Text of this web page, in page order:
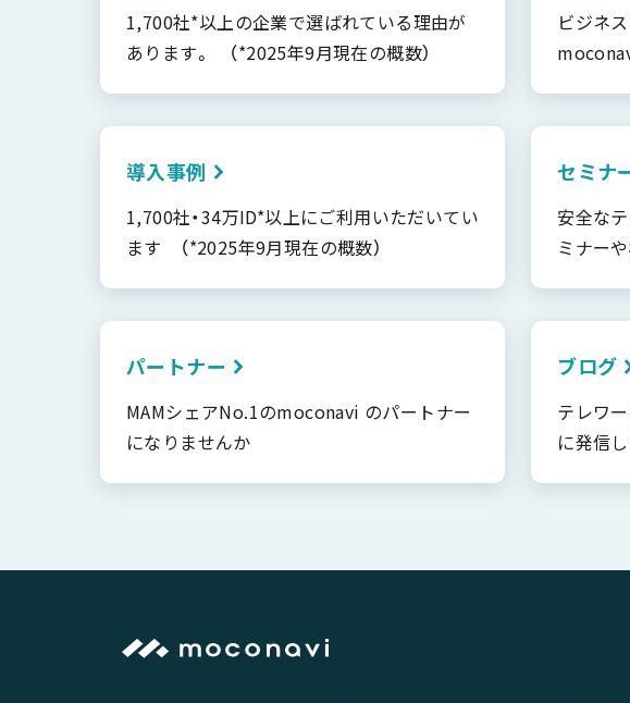
1,700社*以上の企業で選ばれている理由が
あります。 （*2025年9月現在の概数）
ビジネ
導入事例
1,700社・34万ID*以上にご利用いただいてい
ます （*2025年9月現在の概数）
セミナ
安全な
ミナー
パートナー
MAMシェアNo.1のmoconavi のパートナー
になりませんか
ブログ
テレワ
に発信